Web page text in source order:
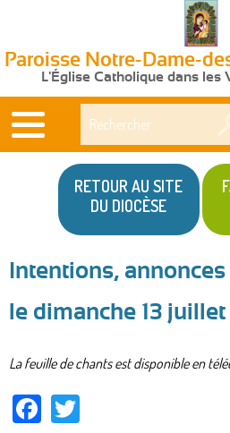
Paroisse Notre-Dame-
L'Église Catholique dans les
RETOUR AU SITE
DU DIOCÈSE
êtes
ici
Intentions,
le dimanche 13 juillet
La feuille de chants est disponible en
Facebook